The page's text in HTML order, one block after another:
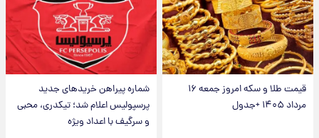
قیمت طلا و سکه امروز جمعه ۱۶
مرداد ۱۴۰۵ +جدول
شماره پیراهن خریدهای جدید
پرسپولیس اعلام شد؛ تیکدری، محبی
و سرگیف با اعداد ویژه